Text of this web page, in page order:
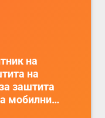
на
на
заштита
мобилни